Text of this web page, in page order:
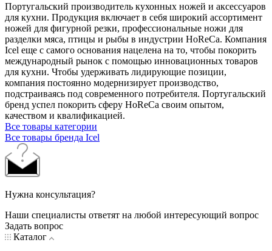
Португальский производитель кухонных ножей и аксессуаров
для кухни. Продукция включает в себя широкий ассортимент
ножей для фигурной резки, профессиональные ножи для
разделки мяса, птицы и рыбы в индустрии HoReCa. Компания
Icel еще с самого основания нацелена на то, чтобы покорить
международный рынок с помощью инновационных товаров
для кухни. Чтобы удерживать лидирующие позиции,
компания постоянно модернизирует производство,
подстраиваясь под современного потребителя. Португальский
бренд успел покорить сферу HoReCa своим опытом,
качеством и квалификацией.
Все товары категории
Все товары бренда Icel
Нужна консультация?
Наши специалисты ответят на любой интересующий вопрос
Задать вопрос
Каталог